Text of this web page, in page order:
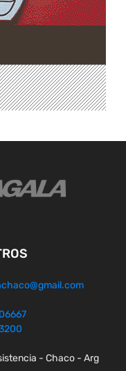
- Chaco - Arg